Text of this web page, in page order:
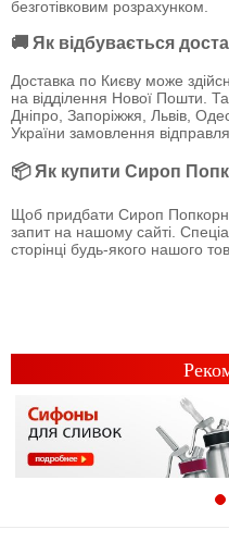
безготівковим розрахунком.
🚚 Як відбувається
Доставка по Києву може
на відділення Нової Пошти.
Дніпро, Запоріжжя, Львів,
України замовлення
📦 Як купити Сироп
Щоб придбати Сироп
запит на нашому сайті.
сторінці будь-якого нашого